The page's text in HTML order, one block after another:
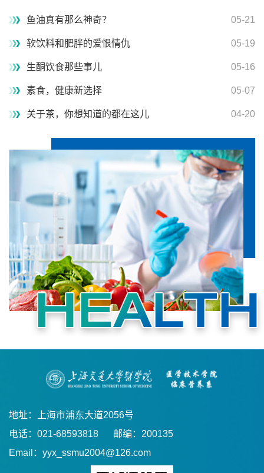
鱼油真有那么神奇？ 05-21
软饮料和肥胖的爱恨情仇 05-19
生酮饮食那些事儿 05-16
素食，健康新选择 05-07
关于茶，你想知道的都在这儿 04-20
地址：上海市浦东大道2056号
电话：021-68593818
邮编：200135
Email：yyx_ssmu2004@126.com